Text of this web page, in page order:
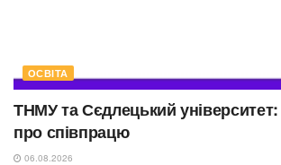
ОСВІТА
ТНМУ та Сєдлецький
про співпрацю
06.08.2026